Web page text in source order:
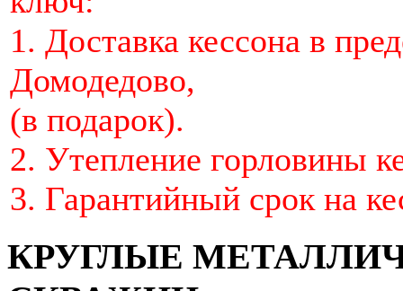
1. Доставка кессона в
Домодедово,
(в подарок).
2. Утепление горловины
3. Гарантийный срок на
КРУГЛЫЕ